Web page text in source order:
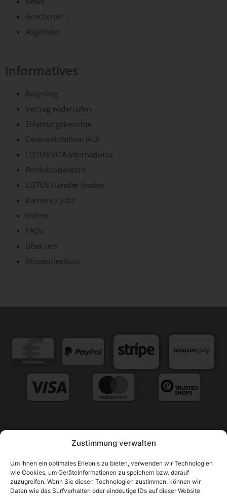
Zustimmung verwalten
Um Ihnen ein optimales Erlebnis zu bieten, verwenden wir Technologien
wie Cookies, um Geräteinformationen zu speichern bzw. darauf
zuzugreifen. Wenn Sie diesen Technologien zustimmen, können wir
Daten wie das Surfverhalten oder eindeutige IDs auf dieser Website
Geschenke
Allgemein
Informatives
Recycling
Vertrag widerrufen
Erfahrungsberichte
Cookie-Richtlinie (EU)
LOTUS VITA International
Produktübersicht
LOTUS Händler finden
Karriere / Jobs
Videos
FAQs
Über uns
Wissenslexikon
Versandarten Zahlungsarten
Nutzungsbedingungen / AGB
Widerrufsrecht & Rückgabebedingungen Impressum